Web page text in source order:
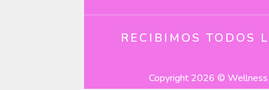
RECIBIMOS TODOS
Copyright 2026 © Wellness